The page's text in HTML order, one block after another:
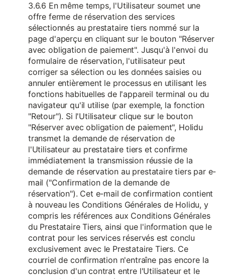
3.6.6 En même temps, l'Utilisateur soumet une
offre ferme de réservation des services
sélectionnés au prestataire tiers nommé sur la
page d'aperçu en cliquant sur le bouton "Réserver
avec obligation de paiement". Jusqu'à l'envoi du
formulaire de réservation, l'utilisateur peut
corriger sa sélection ou les données saisies ou
annuler entièrement le processus en utilisant les
fonctions habituelles de l'appareil terminal ou du
navigateur qu'il utilise (par exemple, la fonction
"Retour"). Si l'Utilisateur clique sur le bouton
"Réserver avec obligation de paiement", Holidu
transmet la demande de réservation de
l'Utilisateur au prestataire tiers et confirme
immédiatement la transmission réussie de la
demande de réservation au prestataire tiers par e-
mail ("Confirmation de la demande de
réservation"). Cet e-mail de confirmation contient
à nouveau les Conditions Générales de Holidu, y
compris les références aux Conditions Générales
du Prestataire Tiers, ainsi que l'information que le
contrat pour les services réservés est conclu
exclusivement avec le Prestataire Tiers. Ce
courriel de confirmation n'entraîne pas encore la
conclusion d'un contrat entre l'Utilisateur et le